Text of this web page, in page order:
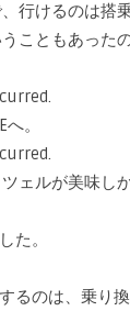
行けるのは搭
こともあった
。
ェルが美味し
た。
るのは、乗り